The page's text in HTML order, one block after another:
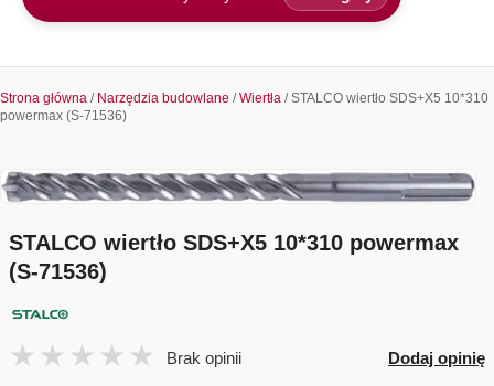
Strona główna / Narzędzia budowlane /Wiertła / STALCO wiertło SDS+X5 10*310
powermax (S-71536)
STALCO wiertło SDS+X5 10*310 powermax
(S-71536)
Brak opinii Dodaj opinię